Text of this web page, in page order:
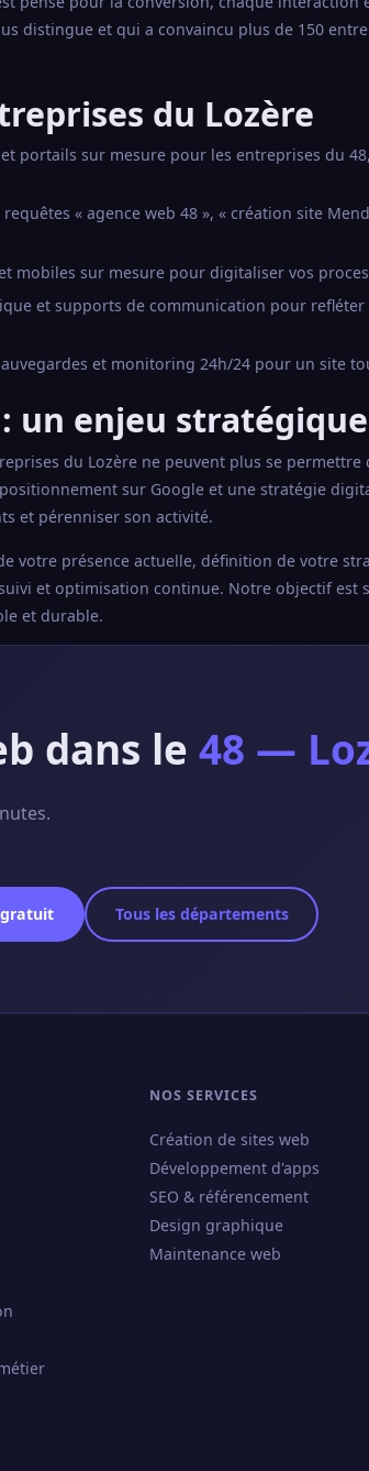
distingue et qui a convaincu plus de 150
du Lozère
portails sur mesure pour les entreprises du
« agence web 48 », « création site
mobiles sur mesure pour digitaliser vos
et supports de communication pour
et monitoring 24h/24 pour un site
un enjeu stratégique
du Lozère ne peuvent plus se
sur Google et une stratégie
et pérenniser son activité.
votre présence actuelle, définition de votre
et optimisation continue. Notre objectif est
et durable.
dans le 48 —
gratuit Tous les départements
NOS SERVICES
Création de sites web
Développement d'apps
SEO & référencement
Design graphique
Maintenance web